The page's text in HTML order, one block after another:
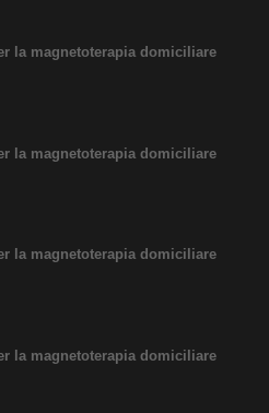
la magnetoterapia domiciliare
la magnetoterapia domiciliare
la magnetoterapia domiciliare
la magnetoterapia domiciliare